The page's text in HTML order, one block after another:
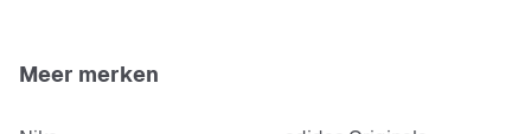
Meer merken